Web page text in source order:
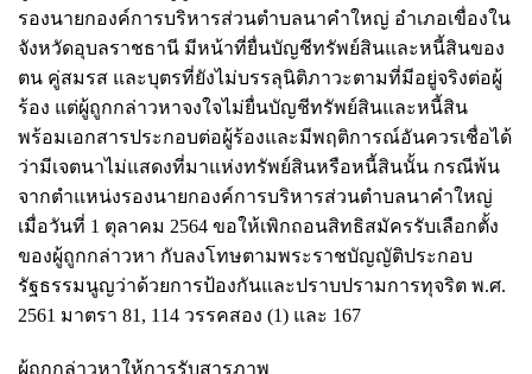
รองนายกองค์การบริหารส่วนตำบลนาคำใหญ่ อำเภอเขื่องใน
จังหวัดอุบลราชธานี มีหน้าที่ยื่นบัญชีทรัพย์สินและหนี้สินของ
ตน คู่สมรส และบุตรที่ยังไม่บรรลุนิติภาวะตามที่มีอยู่จริงต่อผู้
ร้อง แต่ผู้ถูกกล่าวหาจงใจไม่ยื่นบัญชีทรัพย์สินและหนี้สิน
พร้อมเอกสารประกอบต่อผู้ร้องและมีพฤติการณ์อันควรเชื่อได้
ว่ามีเจตนาไม่แสดงที่มาแห่งทรัพย์สินหรือหนี้สินนั้น กรณีพ้น
จากตำแหน่งรองนายกองค์การบริหารส่วนตำบลนาคำใหญ่
เมื่อวันที่ 1 ตุลาคม 2564 ขอให้เพิกถอนสิทธิสมัครรับเลือกตั้ง
ของผู้ถูกกล่าวหา กับลงโทษตามพระราชบัญญัติประกอบ
รัฐธรรมนูญว่าด้วยการป้องกันและปราบปรามการทุจริต พ.ศ.
2561 มาตรา 81, 114 วรรคสอง (1) และ 167
ผู้ถูกกล่าวหาให้การรับสารภาพ